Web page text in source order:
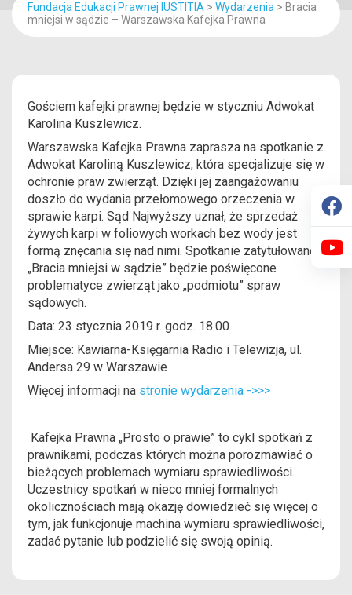
Fundacja Edukacji Prawnej IUSTITIA > Wydarzenia > Bracia
mniejsi w sądzie – Warszawska Kafejka Prawna
Gościem kafejki prawnej będzie w styczniu Adwokat
Karolina Kuszlewicz.
Warszawska Kafejka Prawna zaprasza na spotkanie z
Adwokat Karoliną Kuszlewicz, która specjalizuje się w
ochronie praw zwierząt. Dzięki jej zaangażowaniu
doszło do wydania przełomowego orzeczenia w
sprawie karpi. Sąd Najwyższy uznał, że sprzedaż
żywych karpi w foliowych workach bez wody jest
formą znęcania się nad nimi. Spotkanie zatytułowane
„Bracia mniejsi w sądzie” będzie poświęcone
problematyce zwierząt jako „podmiotu” spraw
sądowych.
Data: 23 stycznia 2019 r. godz. 18.00
Miejsce: Kawiarna-Księgarnia Radio i Telewizja, ul.
Andersa 29 w Warszawie
Więcej informacji na stronie wydarzenia ->>>
Kafejka Prawna „Prosto o prawie” to cykl spotkań z
prawnikami, podczas których można porozmawiać o
bieżących problemach wymiaru sprawiedliwości.
Uczestnicy spotkań w nieco mniej formalnych
okolicznościach mają okazję dowiedzieć się więcej o
tym, jak funkcjonuje machina wymiaru sprawiedliwości,
zadać pytanie lub podzielić się swoją opinią.